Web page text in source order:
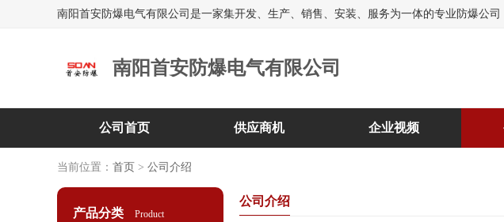
南阳首安防爆电气有限公司
公司首页 供应商机 企业视频
当前位置： 首页 > 公司介绍
产品分类 Product
公司介绍